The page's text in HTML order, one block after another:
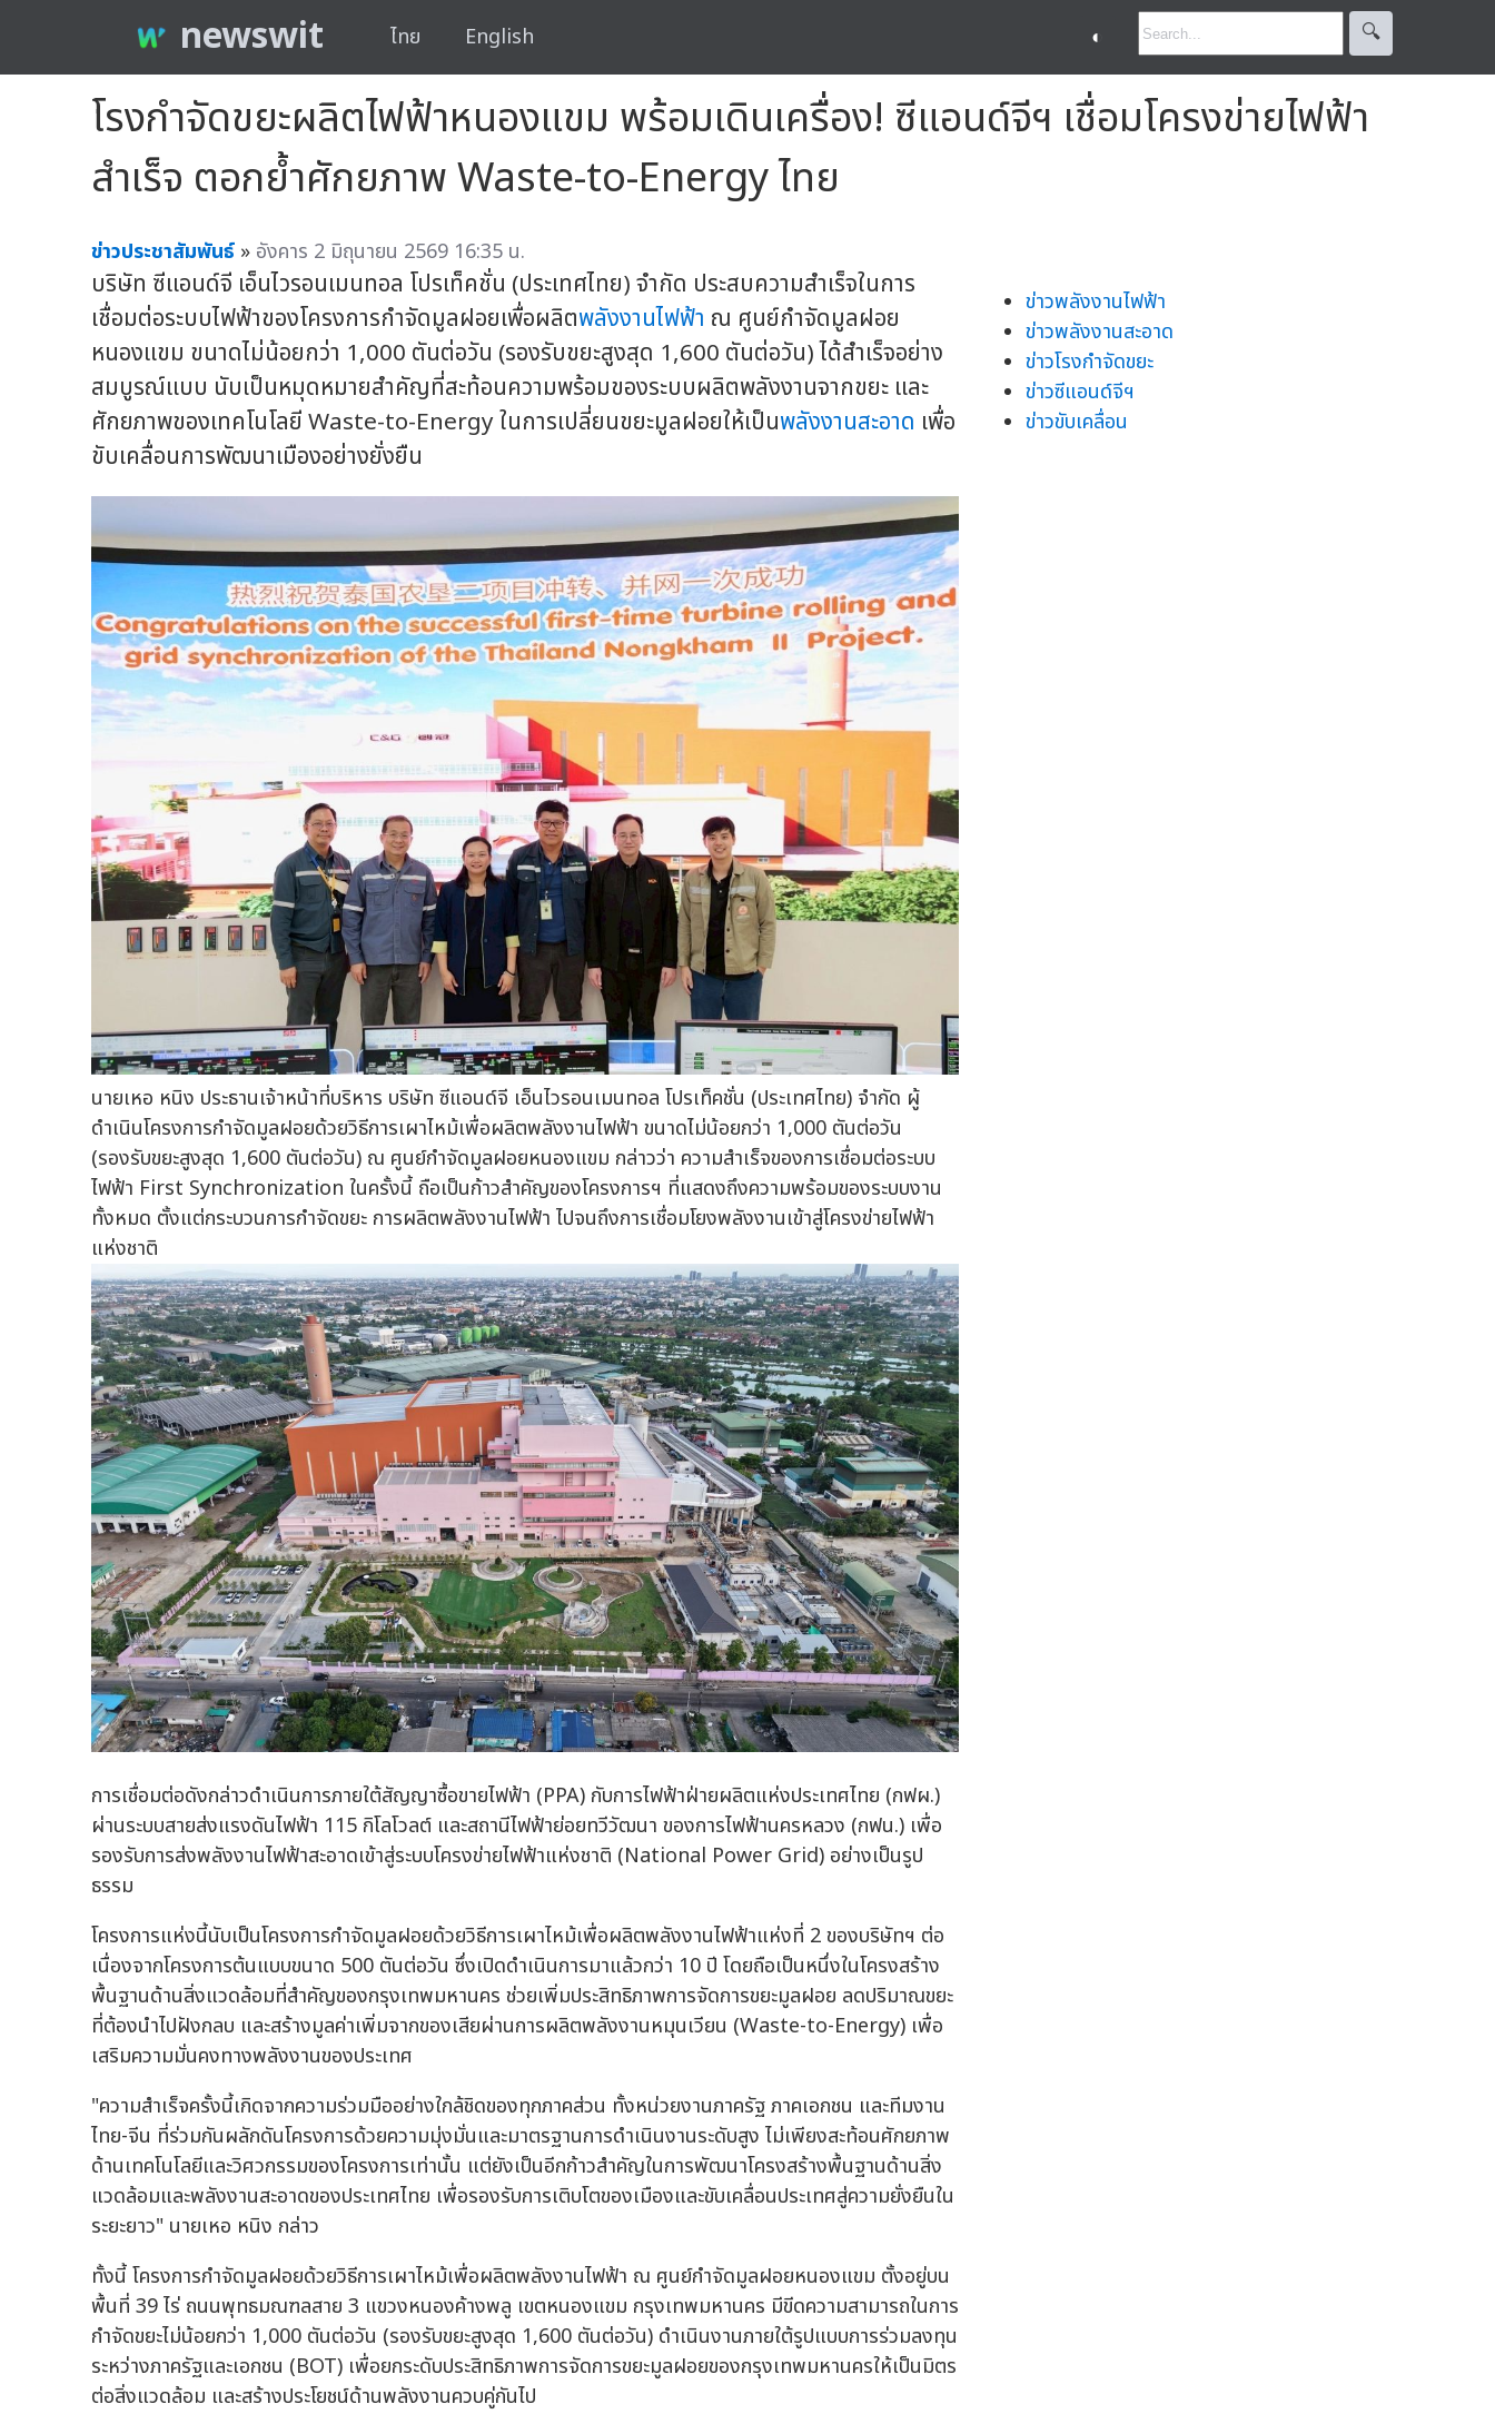
newswit ไทย English ◐ 🔍︎
โรงกำจัดขยะผลิตไฟฟ้าหนองแขม พร้อมเดินเครื่อง! ซีแอนด์จีฯ เชื่อมโครงข่ายไฟฟ้า
สำเร็จ ตอกย้ำศักยภาพ Waste-to-Energy ไทย
ข่าวประชาสัมพันธ์ » อังคาร 2 มิถุนายน 2569 16:35 น.
บริษัท ซีแอนด์จี เอ็นไวรอนเมนทอล โปรเท็คชั่น (ประเทศไทย) จำกัด ประสบความสำเร็จในการ
เชื่อมต่อระบบไฟฟ้าของโครงการกำจัดมูลฝอยเพื่อผลิตพลังงานไฟฟ้า ณ ศูนย์กำจัดมูลฝอย
หนองแขม ขนาดไม่น้อยกว่า 1,000 ตันต่อวัน (รองรับขยะสูงสุด 1,600 ตันต่อวัน) ได้สำเร็จอย่าง
สมบูรณ์แบบ นับเป็นหมุดหมายสำคัญที่สะท้อนความพร้อมของระบบผลิตพลังงานจากขยะ และ
ศักยภาพของเทคโนโลยี Waste-to-Energy ในการเปลี่ยนขยะมูลฝอยให้เป็นพลังงานสะอาด เพื่อ
ขับเคลื่อนการพัฒนาเมืองอย่างยั่งยืน
นายเหอ หนิง ประธานเจ้าหน้าที่บริหาร บริษัท ซีแอนด์จี เอ็นไวรอนเมนทอล โปรเท็คชั่น (ประเทศไทย) จำกัด ผู้
ดำเนินโครงการกำจัดมูลฝอยด้วยวิธีการเผาไหม้เพื่อผลิตพลังงานไฟฟ้า ขนาดไม่น้อยกว่า 1,000 ตันต่อวัน
(รองรับขยะสูงสุด 1,600 ตันต่อวัน) ณ ศูนย์กำจัดมูลฝอยหนองแขม กล่าวว่า ความสำเร็จของการเชื่อมต่อระบบ
ไฟฟ้า First Synchronization ในครั้งนี้ ถือเป็นก้าวสำคัญของโครงการฯ ที่แสดงถึงความพร้อมของระบบงาน
ทั้งหมด ตั้งแต่กระบวนการกำจัดขยะ การผลิตพลังงานไฟฟ้า ไปจนถึงการเชื่อมโยงพลังงานเข้าสู่โครงข่ายไฟฟ้า
แห่งชาติ
การเชื่อมต่อดังกล่าวดำเนินการภายใต้สัญญาซื้อขายไฟฟ้า (PPA) กับการไฟฟ้าฝ่ายผลิตแห่งประเทศไทย (กฟผ.)
ผ่านระบบสายส่งแรงดันไฟฟ้า 115 กิโลโวลต์ และสถานีไฟฟ้าย่อยทวีวัฒนา ของการไฟฟ้านครหลวง (กฟน.) เพื่อ
รองรับการส่งพลังงานไฟฟ้าสะอาดเข้าสู่ระบบโครงข่ายไฟฟ้าแห่งชาติ (National Power Grid) อย่างเป็นรูป
ธรรม
โครงการแห่งนี้นับเป็นโครงการกำจัดมูลฝอยด้วยวิธีการเผาไหม้เพื่อผลิตพลังงานไฟฟ้าแห่งที่ 2 ของบริษัทฯ ต่อ
เนื่องจากโครงการต้นแบบขนาด 500 ตันต่อวัน ซึ่งเปิดดำเนินการมาแล้วกว่า 10 ปี โดยถือเป็นหนึ่งในโครงสร้าง
พื้นฐานด้านสิ่งแวดล้อมที่สำคัญของกรุงเทพมหานคร ช่วยเพิ่มประสิทธิภาพการจัดการขยะมูลฝอย ลดปริมาณขยะ
ที่ต้องนำไปฝังกลบ และสร้างมูลค่าเพิ่มจากของเสียผ่านการผลิตพลังงานหมุนเวียน (Waste-to-Energy) เพื่อ
เสริมความมั่นคงทางพลังงานของประเทศ
"ความสำเร็จครั้งนี้เกิดจากความร่วมมืออย่างใกล้ชิดของทุกภาคส่วน ทั้งหน่วยงานภาครัฐ ภาคเอกชน และทีมงาน
ไทย-จีน ที่ร่วมกันผลักดันโครงการด้วยความมุ่งมั่นและมาตรฐานการดำเนินงานระดับสูง ไม่เพียงสะท้อนศักยภาพ
ด้านเทคโนโลยีและวิศวกรรมของโครงการเท่านั้น แต่ยังเป็นอีกก้าวสำคัญในการพัฒนาโครงสร้างพื้นฐานด้านสิ่ง
แวดล้อมและพลังงานสะอาดของประเทศไทย เพื่อรองรับการเติบโตของเมืองและขับเคลื่อนประเทศสู่ความยั่งยืนใน
ระยะยาว" นายเหอ หนิง กล่าว
ทั้งนี้ โครงการกำจัดมูลฝอยด้วยวิธีการเผาไหม้เพื่อผลิตพลังงานไฟฟ้า ณ ศูนย์กำจัดมูลฝอยหนองแขม ตั้งอยู่บน
พื้นที่ 39 ไร่ ถนนพุทธมณฑลสาย 3 แขวงหนองค้างพลู เขตหนองแขม กรุงเทพมหานคร มีขีดความสามารถในการ
กำจัดขยะไม่น้อยกว่า 1,000 ตันต่อวัน (รองรับขยะสูงสุด 1,600 ตันต่อวัน) ดำเนินงานภายใต้รูปแบบการร่วมลงทุน
ระหว่างภาครัฐและเอกชน (BOT) เพื่อยกระดับประสิทธิภาพการจัดการขยะมูลฝอยของกรุงเทพมหานครให้เป็นมิตร
ต่อสิ่งแวดล้อม และสร้างประโยชน์ด้านพลังงานควบคู่กันไป
ข่าวพลังงานไฟฟ้า
ข่าวพลังงานสะอาด
ข่าวโรงกำจัดขยะ
ข่าวซีแอนด์จีฯ
ข่าวขับเคลื่อน